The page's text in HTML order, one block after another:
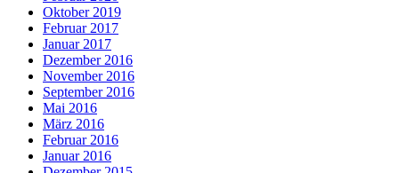
Oktober 2019
Februar 2017
Januar 2017
Dezember 2016
November 2016
September 2016
Mai 2016
März 2016
Februar 2016
Januar 2016